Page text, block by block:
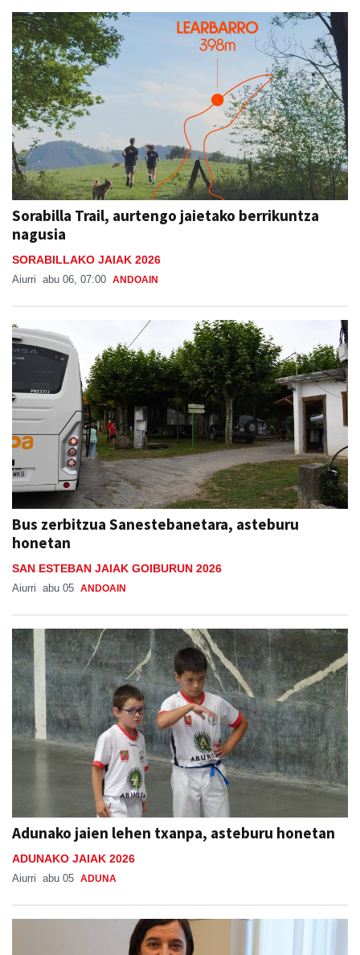
Sorabilla Trail, aurtengo jaietako berrikuntza
nagusia
SORABILLAKO JAIAK 2026
Aiurri abu 06, 07:00 ANDOAIN
Bus zerbitzua Sanestebanetara, asteburu
honetan
SAN ESTEBAN JAIAK GOIBURUN 2026
Aiurri abu 05 ANDOAIN
Adunako jaien lehen txanpa, asteburu honetan
ADUNAKO JAIAK 2026
Aiurri abu 05 ADUNA